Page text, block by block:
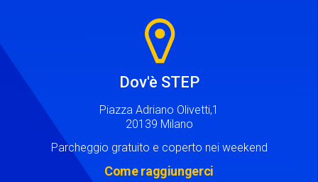
Dov'è STEP
Piazza Adriano Olivetti,1
20139 Milano
Parcheggio gratuito e coperto nei weekend
Come raggiungerci